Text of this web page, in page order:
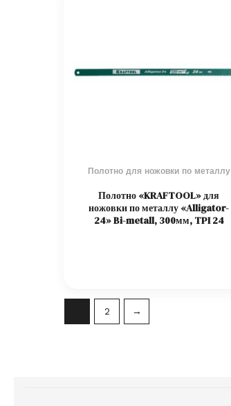
Полотно для ножовки по металлу
Полотно «KRAFTOOL» для
ножовки по металлу «Alligator-
24» Bi-metall, 300мм, TPI 24
2 →